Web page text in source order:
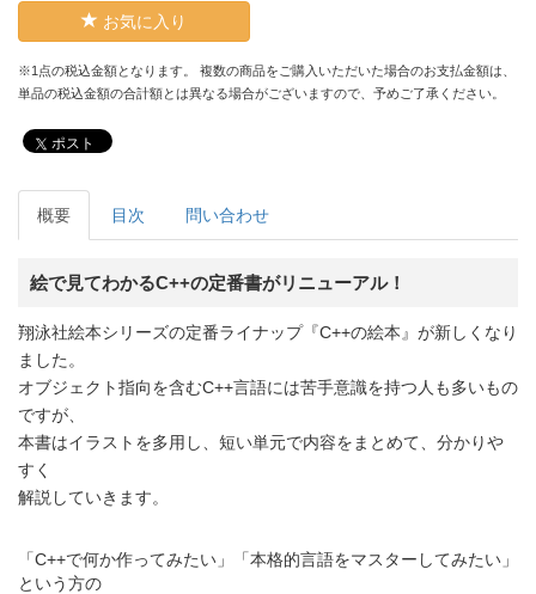
お気に入り
※1点の税込金額となります。 複数の商品をご購入いただいた場合のお支払金額は、
単品の税込金額の合計額とは異なる場合がございますので、予めご了承ください。
ポスト
概要 目次 問い合わせ
絵で見てわかるC++の定番書がリニューアル！
翔泳社絵本シリーズの定番ライナップ『C++の絵本』が新しくなり
ました。
オブジェクト指向を含むC++言語には苦手意識を持つ人も多いもの
ですが、
本書はイラストを多用し、短い単元で内容をまとめて、分かりや
すく
解説していきます。
「C++で何か作ってみたい」「本格的言語をマスターしてみたい」
という方の